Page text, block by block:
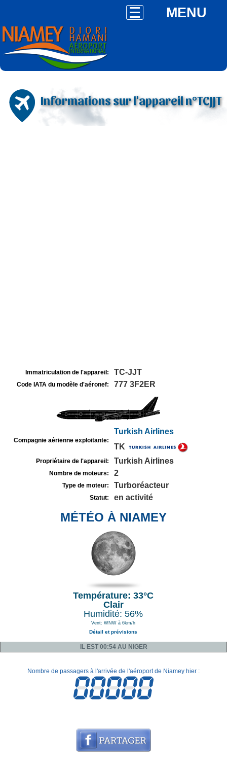
MENU
Informations sur l'appareil n°TCJJT
Immatriculation de l'appareil: TC-JJT
Code IATA du modèle d'aéronef: 777 3F2ER
Compagnie aérienne exploitante:
Turkish Airlines
TK
Propriétaire de l'appareil: Turkish Airlines
Nombre de moteurs: 2
Type de moteur: Turboréacteur
Statut: en activité
MÉTÉO À NIAMEY
Température: 33°C
Clair
Humidité: 56%
Vent: WNW à 6km/h
Détail et prévisions
IL EST 00:54 AU NIGER
Nombre de passagers à l'arrivée de l'aéroport de Niamey hier :